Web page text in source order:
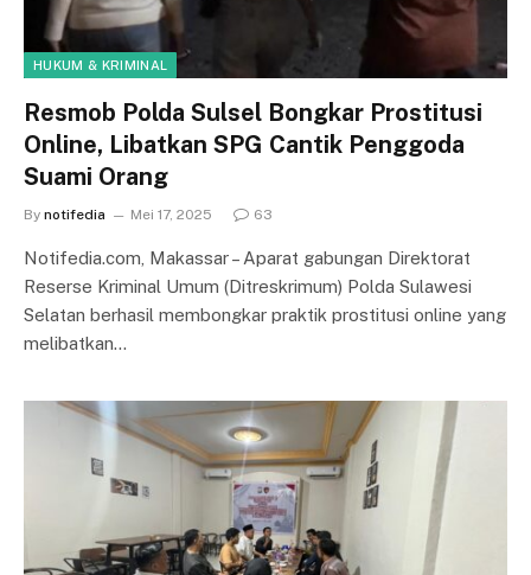
HUKUM & KRIMINAL
Resmob Polda Sulsel Bongkar Prostitusi
Online, Libatkan SPG Cantik Penggoda
Suami Orang
By notifedia Mei 17, 2025 63
Notifedia.com, Makassar – Aparat gabungan Direktorat
Reserse Kriminal Umum (Ditreskrimum) Polda Sulawesi
Selatan berhasil membongkar praktik prostitusi online yang
melibatkan…